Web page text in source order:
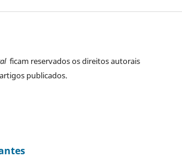
ficam reservados os direitos autorais
publicados.